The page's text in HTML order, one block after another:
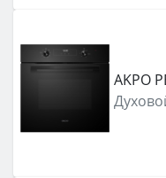
AKPO